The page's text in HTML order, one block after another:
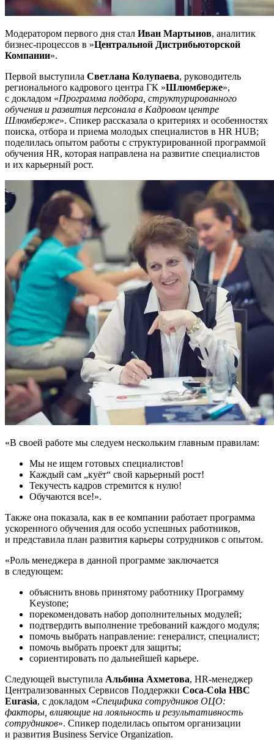
Модератором первого дня стал Иван Мартынов, аналитик
бизнес-процессов в »Центральной Дистрибьюторской
Компании».
Первой выступила Светлана Колупаева, руководитель
регионального кадрового центра ГК »Шлюмберже»,
с докладом «Программа подбора, структурированного
обучения и развития персонала в Кадровом центре
Шлюмберже». Спикер рассказала о критериях и особенностях
поиска, отбора и приема молодых специалистов в HR HUB;
поделилась опытом работы с структурированной программой
обучения HR, которая направлена на развитие специалистов
и их карьерный рост.
«В своей работе мы следуем нескольким главным правилам:
Мы не ищем готовых специалистов!
Каждый сам „куёт“ свой карьерный рост!
Текучесть кадров стремится к нулю!
Обучаются все!».
Также она показала, как в ее компании работает программа
ускоренного обучения для особо успешных работников,
и представила план развития карьеры сотрудников с опытом.
«Роль менеджера в данной программе заключается
в следующем:
объяснить вновь принятому работнику Программу
Keystone;
порекомендовать набор дополнительных модулей;
подтвердить выполнение требований каждого модуля;
помочь выбрать направление: генералист, специалист;
помочь выбрать проект для защиты;
сориентировать по дальнейшей карьере.
Следующей выступила Альбина Ахметова, HR-менеджер
Централизованных Сервисов Поддержки Coca-Cola HBC
Eurasia, с докладом «Специфика сотрудников ОЦО:
факторы, влияющие на лояльность и результативность
сотрудников». Спикер поделилась опытом организации
и развития Business Service Organization.